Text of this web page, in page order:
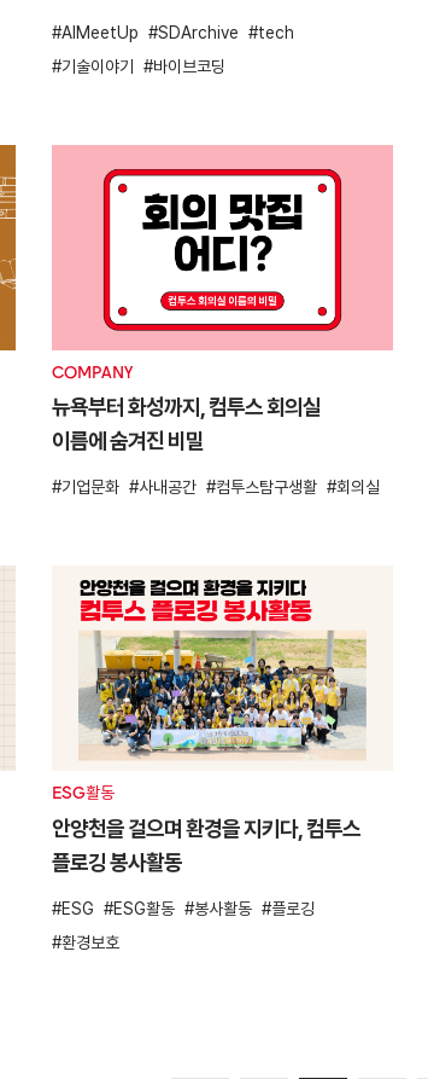
AIMeetUp SDArchive
tech
기술이야기
바이브코딩
COMPANY
뉴욕부터 화성까지, 컴투스 회의실
이름에 숨겨진 비밀
기업문화 사내공간 컴투스탐구생활 회의실
ESG활동
안양천을 걸으며 환경을 지키다, 컴투스
플로깅 봉사활동
ESG ESG활동 봉사활동
플로깅
환경보호